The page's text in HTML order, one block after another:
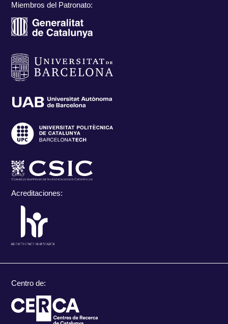
Miembros del Patronato:
Acreditaciones:
Centro de: